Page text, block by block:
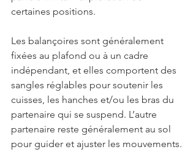
certaines positions.
Les balançoires sont généralement
fixées au plafond ou à un cadre
indépendant, et elles comportent des
sangles réglables pour soutenir les
cuisses, les hanches et/ou les bras du
partenaire qui se suspend. L’autre
partenaire reste généralement au sol
pour guider et ajuster les mouvements.